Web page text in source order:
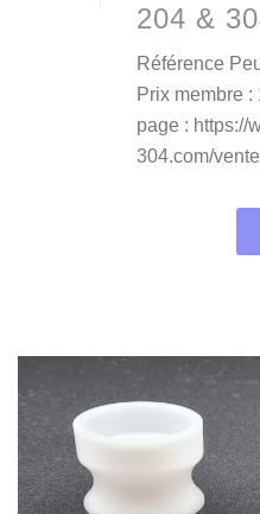
204 &
Référence
Prix membre :
page : https://
304.com/